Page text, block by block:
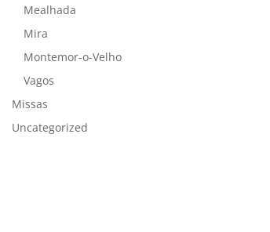
Mealhada
Mira
Montemor-o-Velho
Vagos
Missas
Uncategorized